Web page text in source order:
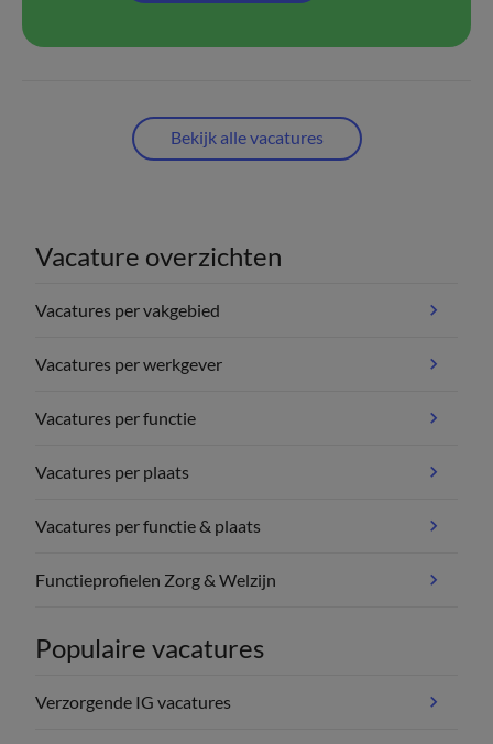
Bekijk alle vacatures
Vacature overzichten
Vacatures per vakgebied
Vacatures per werkgever
Vacatures per functie
Vacatures per plaats
Vacatures per functie & plaats
Functieprofielen Zorg & Welzijn
Populaire vacatures
Verzorgende IG vacatures